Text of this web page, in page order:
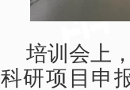
培训会上
科研项目申